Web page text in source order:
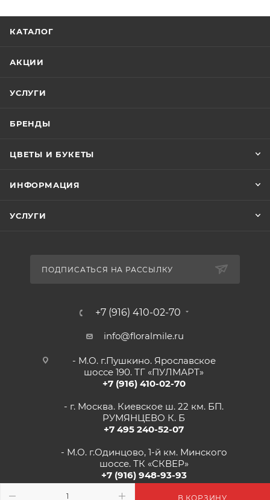
В КОРЗИНУ
КАТАЛОГ
АКЦИИ
УСЛУГИ
БРЕНДЫ
ЦВЕТЫ И БУКЕТЫ
ИНФОРМАЦИЯ
УСЛУГИ
ПОДПИСАТЬСЯ НА РАССЫЛКУ
+7 (916) 410-02-70
info@floralmile.ru
- М.О. г.Пушкино. Ярославское
шоссе 190. ТГ «ПУЛМАРТ»
+7 (916) 410-02-70
- г. Москва. Киевское ш. 22 км. БП.
РУМЯНЦЕВО К. Б
+7 495 240-52-07
- М.О. г.Одинцово, 1-й км. Минского
шоссе. ТК «СКВЕР»
+7 (916) 948-93-93